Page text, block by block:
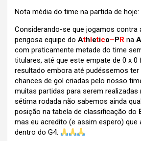
Nota média do time na partida de hoje:
Considerando-se que jogamos contra
perigosa equipe do Athletico–PR na A
com praticamente metade do time
titulares, até que este empate de 0 x
resultado embora até pudéssemos ter
chances de gol criadas pelo nosso
muitas partidas para serem realizadas
sétima rodada não sabemos ainda
posição na tabela de classificação do
mas eu acredito (e assim espero) que
dentro do G4.